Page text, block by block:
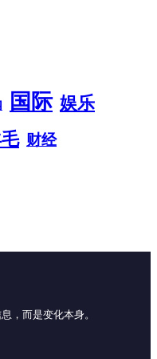
国际 娱乐
财经
，而是变化本身。